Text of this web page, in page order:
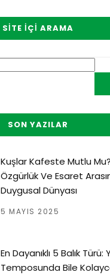
SITE İÇI ARAMA
SON YAZILAR
Kuşlar Kafeste Mutlu
Özgürlük Ve Esaret
Duygusal Dünyası
5 MAYIS 2025
En Dayanıklı 5 Balık Türü:
Temposunda Bile